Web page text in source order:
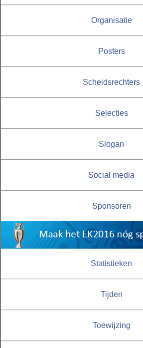
Organisatie
Posters
Scheidsrechters
Selecties
Slogan
Social media
Sponsoren
Statistieken
Tijden
Toewijzing